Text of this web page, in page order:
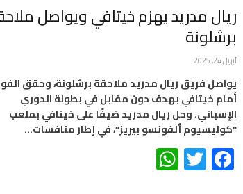
ريال مدريد يهزم خيتافي ويواصل
برشلونة
أبريل 24, 2025
يواصل فريق ريال مدريد ملاحقة برشلونة، وحقق
أمام خيتافي بهدف دون مقابل في بطولة الدوري
الإسباني. وحل ريال مدريد ضيفًا على خيتافي بملعب
“كوليسيوم ألفونسو بيريز”، في إطار منافسات…
Facebook
Twitter